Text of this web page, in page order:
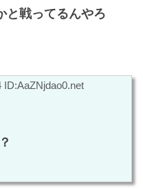
と戦ってるんやろ
ID:AaZNjdao0.net